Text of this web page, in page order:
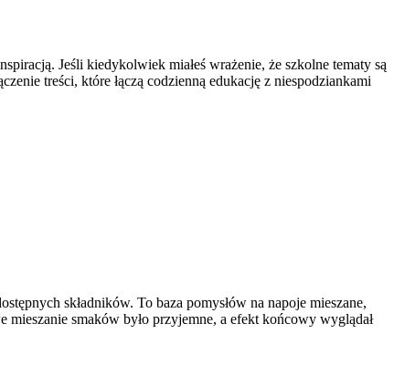
Jeśli kiedykolwiek miałeś wrażenie, że szkolne tematy są
treści, które łączą codzienną edukację z niespodziankami
składników. To baza pomysłów na napoje mieszane,
smaków było przyjemne, a efekt końcowy wyglądał